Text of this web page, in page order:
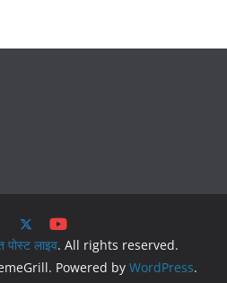
पोस्ट लाइव. All rights reserved.
Powered by WordPress.